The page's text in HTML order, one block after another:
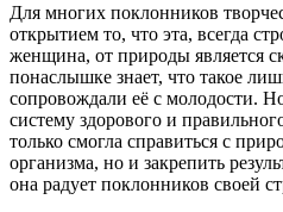
Для многих поклонников
открытием то, что эта, всегда
женщина, от природы является
понаслышке знает, что такое
сопровождали её с молодости.
систему здорового и
только смогла справиться с
организма, но и закрепить
она радует поклонников своей